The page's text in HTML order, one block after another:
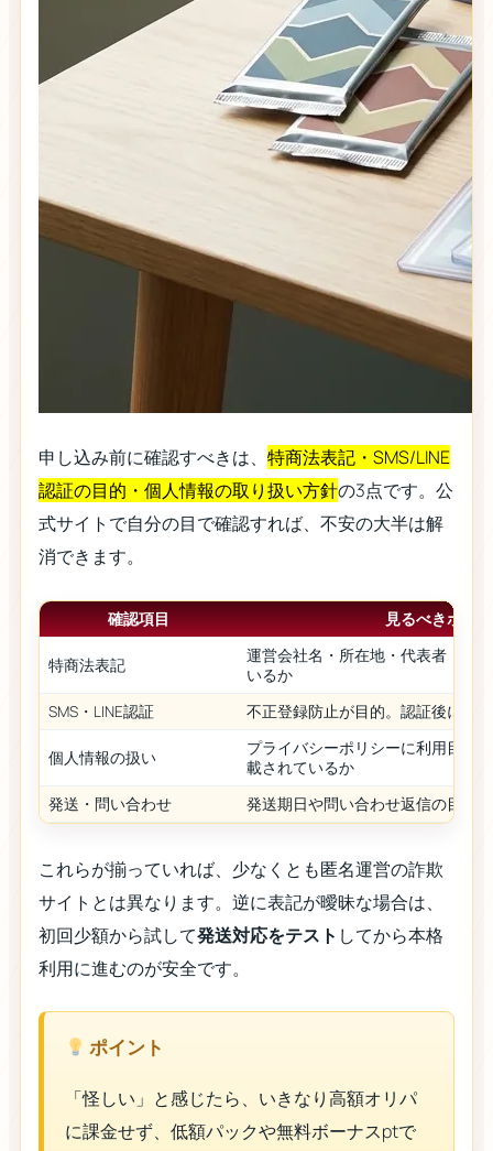
申し込み前に確認すべきは、 特商法表記・SMS/LINE
認証の目的・個人情報の取り扱い方針の3点です。公
式サイトで自分の目で確認すれば、不安の大半は解
消できます。
確認項目 見るべきポイ
特商法表記
運営会社名・所在地・代表者・問
いるか
SMS・LINE認証
不正登録防止が目的。認証後に過
個人情報の扱い
プライバシーポリシーに利用目的
載されているか
発送・問い合わせ
発送期日や問い合わせ返信の目安
これらが揃っていれば、少なくとも匿名運営の詐欺
サイトとは異なります。逆に表記が曖昧な場合は、
初回少額から試して発送対応をテスト してから本格
利用に進むのが安全です。
ポイント
「怪しい」と感じたら、いきなり高額オリパ
に課金せず、低額パックや無料ボーナスptで